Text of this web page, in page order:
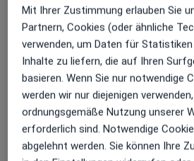
Erstuntersuchung
Huttenstr. 10 a, Mainz
Praxis Astrid Püschel
Andere Leistungen
Allergie- & Schmerztherapie
Behandlung von akuten
Mit Ihrer Zustimmung erlauben Sie
Partnern, Cookies (oder ähnliche
verwenden, um Daten für
Inhalte zu liefern, die auf Ihren
basieren. Wenn Sie nur notwendige
werden wir nur diejenigen
ordnungsgemäße Nutzung unserer
erforderlich sind. Notwendige
abgelehnt werden. Sie können Ihre